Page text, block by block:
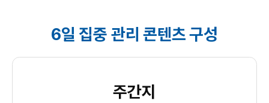
6일 집중 관리 콘텐츠 구성
주간지